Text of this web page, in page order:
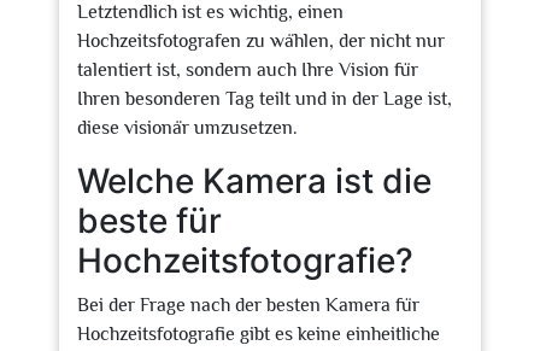
Letztendlich ist es wichtig, einen
Hochzeitsfotografen zu wählen, der nicht nur
talentiert ist, sondern auch Ihre Vision für
Ihren besonderen Tag teilt und in der Lage ist,
diese visionär umzusetzen.
Welche Kamera ist die
beste für
Hochzeitsfotografie?
Bei der Frage nach der besten Kamera für
Hochzeitsfotografie gibt es keine einheitliche